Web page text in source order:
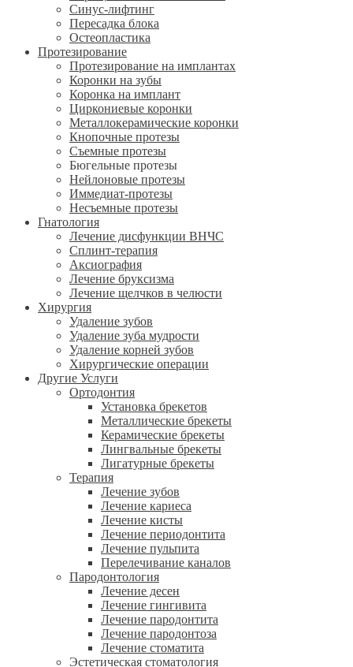
Синус-лифтинг
Пересадка блока
Остеопластика
Протезирование
Протезирование на имплантах
Коронки на зубы
Коронка на имплант
Циркониевые коронки
Металлокерамические коронки
Кнопочные протезы
Съемные протезы
Бюгельные протезы
Нейлоновые протезы
Иммедиат-протезы
Несъемные протезы
Гнатология
Лечение дисфункции ВНЧС
Сплинт-терапия
Аксиография
Лечение бруксизма
Лечение щелчков в челюсти
Хирургия
Удаление зубов
Удаление зуба мудрости
Удаление корней зубов
Хирургические операции
Другие Услуги
Ортодонтия
Установка брекетов
Металлические брекеты
Керамические брекеты
Лингвальные брекеты
Лигатурные брекеты
Терапия
Лечение зубов
Лечение кариеса
Лечение кисты
Лечение периодонтита
Лечение пульпита
Перелечивание каналов
Пародонтология
Лечение десен
Лечение гингивита
Лечение пародонтита
Лечение пародонтоза
Лечение стоматита
Эстетическая стоматология